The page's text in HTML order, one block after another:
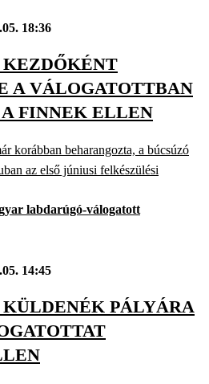
18:36
A VÁLOGATOTTBAN
FINNEK ELLEN
korábban beharangozta, a búcsúzó
az első júniusi felkészülési
labdarúgó-válogatott
14:45
PÁLYÁRA